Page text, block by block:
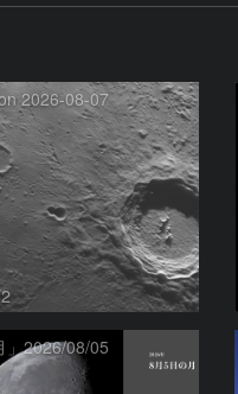
2026-08-07
」2026/08/05